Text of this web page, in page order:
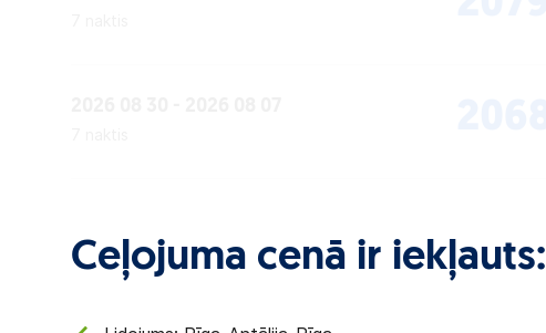
Ceļojuma cenā ir iekļauts: